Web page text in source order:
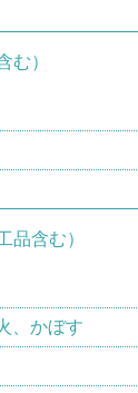
む）
品含む）
、かぼす